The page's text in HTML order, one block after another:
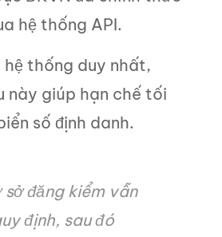
hệ thống API.
thống duy nhất,
này giúp hạn chế tối
số định danh.
đăng kiểm vẫn
định, sau đó